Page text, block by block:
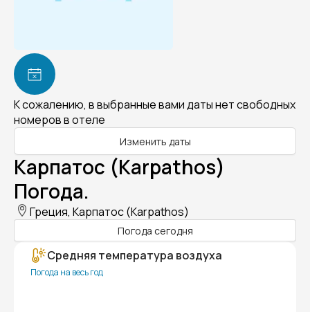
К сожалению, в выбранные вами даты нет свободных
номеров в отеле
Изменить даты
Карпатос (Karpathos)
Погода.
Греция, Карпатос (Karpathos)
Погода сегодня
Средняя температура воздуха
Погода на весь год